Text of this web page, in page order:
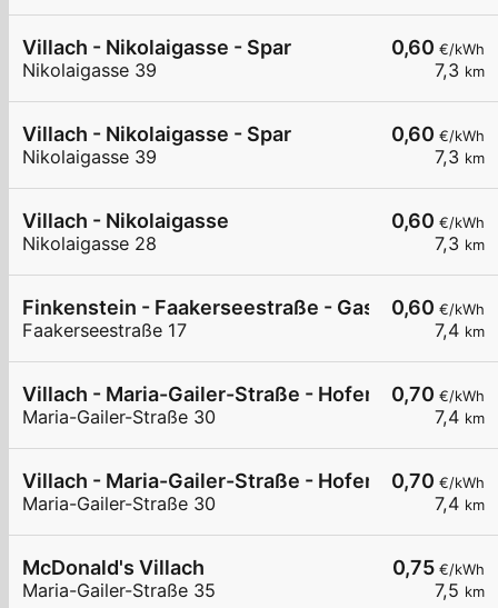
0,60 €/kWh
7,3 km
Villach - Nikolaigasse - Spar
Nikolaigasse 39
0,60 €/kWh
7,3 km
Villach - Nikolaigasse - Spar
Nikolaigasse 39
0,60 €/kWh
7,3 km
Villach - Nikolaigasse
Nikolaigasse 28
0,60 €/kWh
7,4 km
Finkenstein - Faakerseestraße - Gasthof Feichter
Faakerseestraße 17
0,70 €/kWh
7,4 km
Villach - Maria-Gailer-Straße - Hofer
Maria-Gailer-Straße 30
0,70 €/kWh
7,4 km
Villach - Maria-Gailer-Straße - Hofer
Maria-Gailer-Straße 30
0,75 €/kWh
7,5 km
McDonald's Villach
Maria-Gailer-Straße 35